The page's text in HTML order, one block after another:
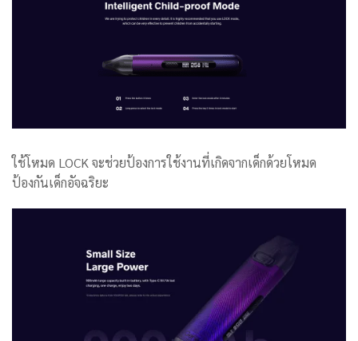
ใช้โหมด LOCK จะช่วยป้องการใช้งานที่เกิดจากเด็กด้วยโหมด
ป้องกันเด็กอัจฉริยะ